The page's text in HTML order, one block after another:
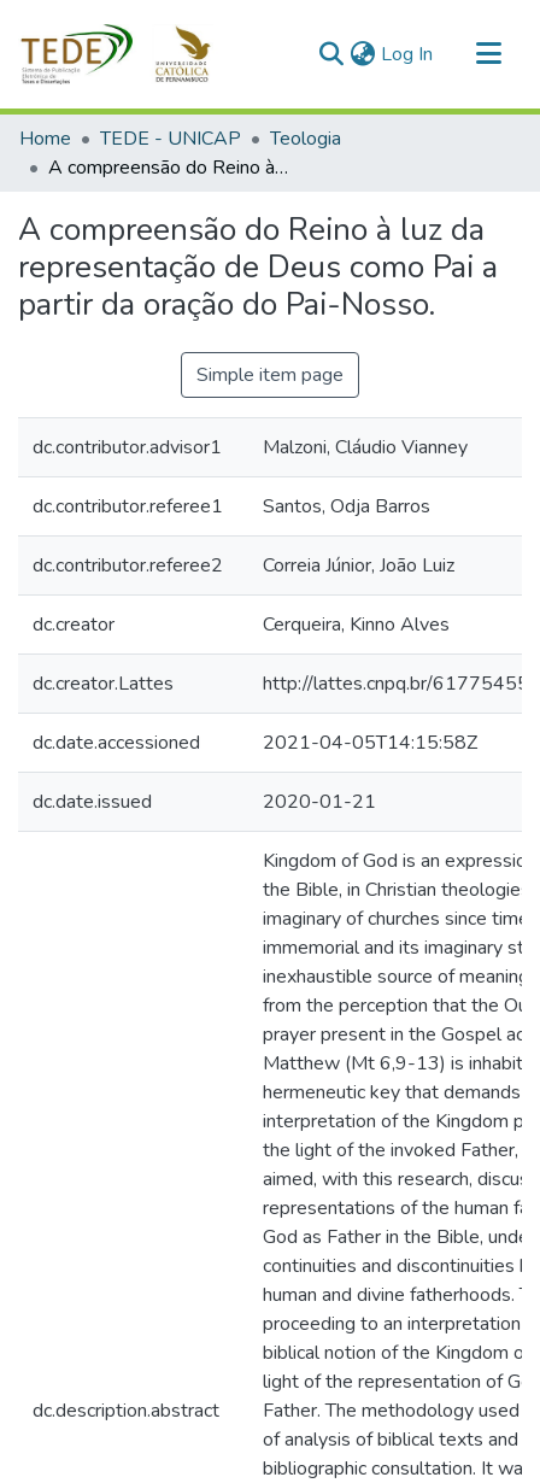
Log In (current)
Communities & Collections
All of DSpace
Home TEDE - UNICAP
Teologia
A compreensão do Reino à luz da representação de Deus como Pai a partir da oração do Pai-Nosso.
A compreensão do Reino à luz da
representação de Deus como Pai a
partir da oração do Pai-Nosso.
Simple item page
dc.contributor.advisor1 Malzoni, Cláudio Vianney
dc.contributor.referee1 Santos, Odja Barros
dc.contributor.referee2 Correia Júnior, João Luiz
dc.creator Cerqueira, Kinno Alves
dc.creator.Lattes http://lattes.cnpq.br/
dc.date.accessioned 2021-04-05T14:15:58Z
dc.date.issued 2020-01-21
dc.description.abstract
Kingdom of God is an
the Bible, in Christian theologies
imaginary of churches since time
immemorial and its imaginary
inexhaustible source of
from the perception that the Our
prayer present in the Gospel
Matthew (Mt 6,9-13) is
hermeneutic key that demands
interpretation of the Kingdom
the light of the invoked Father, it
aimed, with this research,
representations of the human
God as Father in the Bible,
continuities and discontinuities
human and divine fatherhoods.
proceeding to an interpretation
biblical notion of the Kingdom of
light of the representation of
Father. The methodology used
of analysis of biblical texts and
bibliographic consultation. It